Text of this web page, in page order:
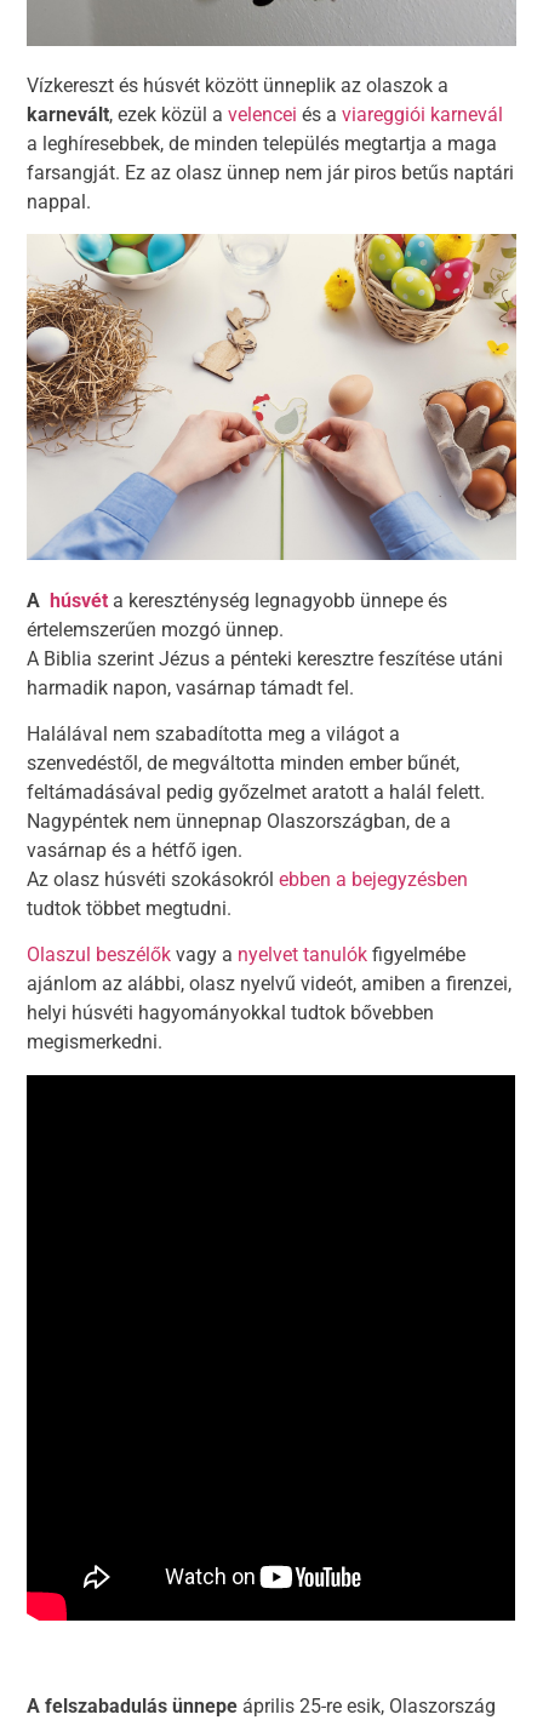
Vízkereszt és húsvét között ünneplik az olaszok a
karnevált, ezek közül avelencei és aviareggiói karnevál
a leghíresebbek, de minden település megtartja a maga
farsangját. Ez az olasz ünnep nem jár piros betűs naptári
nappal.
A húsvét a kereszténység legnagyobb ünnepe és
értelemszerűen mozgó ünnep.
A Biblia szerint Jézus a pénteki keresztre feszítése utáni
harmadik napon, vasárnap támadt fel.
Halálával nem szabadította meg a világot a
szenvedéstől, de megváltotta minden ember bűnét,
feltámadásával pedig győzelmet aratott a halál felett.
Nagypéntek nem ünnepnap Olaszországban, de a
vasárnap és a hétfő igen.
Az olasz húsvéti szokásokrólebben a bejegyzésben
tudtok többet megtudni.
Olaszul beszélők vagy a nyelvet tanulók figyelmébe
ajánlom az alábbi, olasz nyelvű videót, amiben a firenzei,
helyi húsvéti hagyományokkal tudtok bővebben
megismerkedni.
A felszabadulás ünnepe április 25-re esik, Olaszország